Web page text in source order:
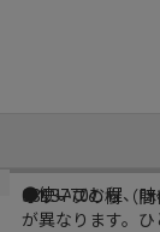
●使いこむ程、味
が異なります。
0313770
オリーブの樹（